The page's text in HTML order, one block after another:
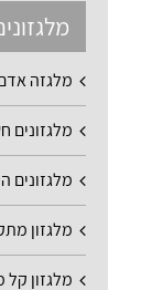
מלגזה
מלגזונים
מלגזונים
מלגזון
מלגזון קל